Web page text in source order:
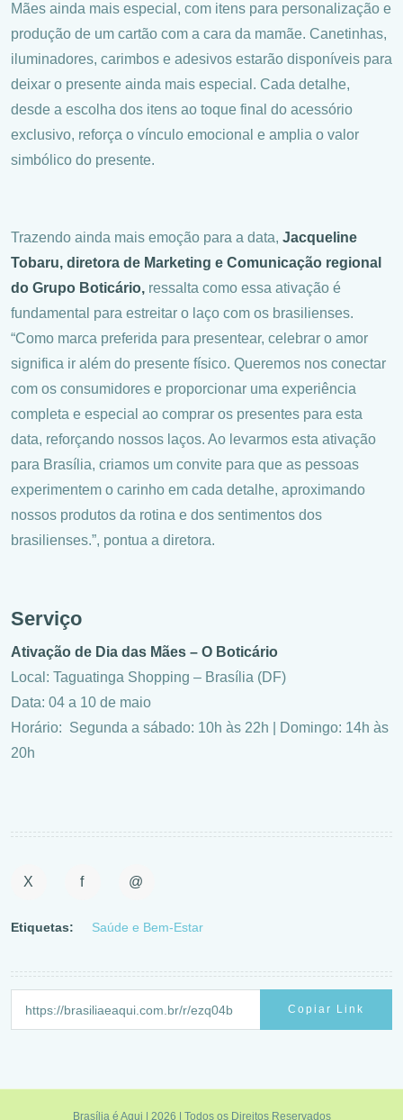
Mães ainda mais especial, com itens para personalização e
produção de um cartão com a cara da mamãe. Canetinhas,
iluminadores, carimbos e adesivos estarão disponíveis para
deixar o presente ainda mais especial. Cada detalhe,
desde a escolha dos itens ao toque final do acessório
exclusivo, reforça o vínculo emocional e amplia o valor
simbólico do presente.
Trazendo ainda mais emoção para a data, Jacqueline
Tobaru, diretora de Marketing e Comunicação regional
do Grupo Boticário, ressalta como essa ativação é
fundamental para estreitar o laço com os brasilienses.
“Como marca preferida para presentear, celebrar o amor
significa ir além do presente físico. Queremos nos conectar
com os consumidores e proporcionar uma experiência
completa e especial ao comprar os presentes para esta
data, reforçando nossos laços. Ao levarmos esta ativação
para Brasília, criamos um convite para que as pessoas
experimentem o carinho em cada detalhe, aproximando
nossos produtos da rotina e dos sentimentos dos
brasilienses.”, pontua a diretora.
Serviço
Ativação de Dia das Mães – O Boticário
Local: Taguatinga Shopping – Brasília (DF)
Data: 04 a 10 de maio
Horário: Segunda a sábado: 10h às 22h | Domingo: 14h às
20h
X f @
Etiquetas: Saúde e Bem-Estar
Copiar Link
Brasília é Aqui | 2026 | Todos os Direitos Reservados